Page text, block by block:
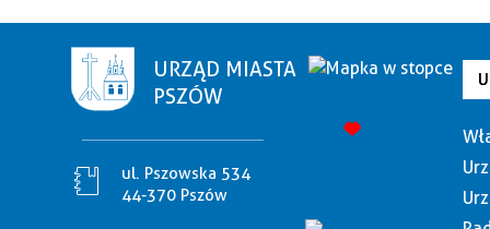
URZĄD MIASTA
PSZÓW
ul. Pszowska 534
44-370 Pszów